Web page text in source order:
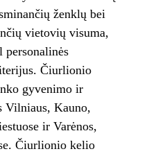
ženklų bei
vietovių visuma,
personalinės
Čiurlionio
gyvenimo ir
Vilniaus, Kauno,
ir Varėnos,
Čiurlionio kelio